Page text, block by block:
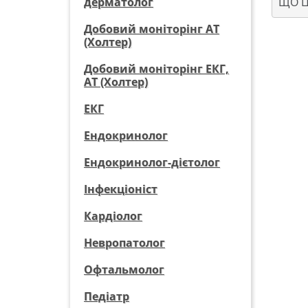
Добовий моніторінг АТ
(Холтер)
Добовий моніторінг ЕКГ,
АТ (Холтер)
ЕКГ
Ендокринолог
Ендокринолог-дієтолог
Інфекціоніст
Кардіолог
Невропатолог
Офтальмолог
Педіатр